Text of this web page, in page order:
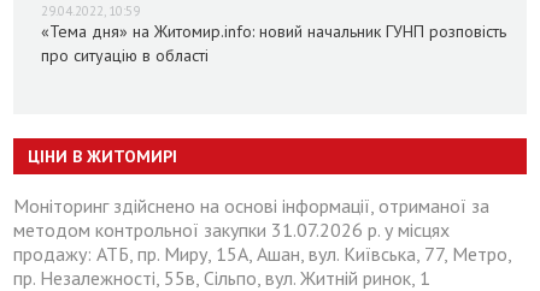
29.04.2022, 10:59
«Тема дня» на Житомир.info: новий начальник ГУНП розповість
про ситуацію в області
ЦІНИ В ЖИТОМИРІ
Моніторинг здійснено на основі інформації, отриманої за
методом контрольної закупки 31.07.2026 р. у місцях
продажу: АТБ, пр. Миру, 15А, Ашан, вул. Київська, 77, Метро,
пр. Незалежності, 55в, Сільпо, вул. Житній ринок, 1